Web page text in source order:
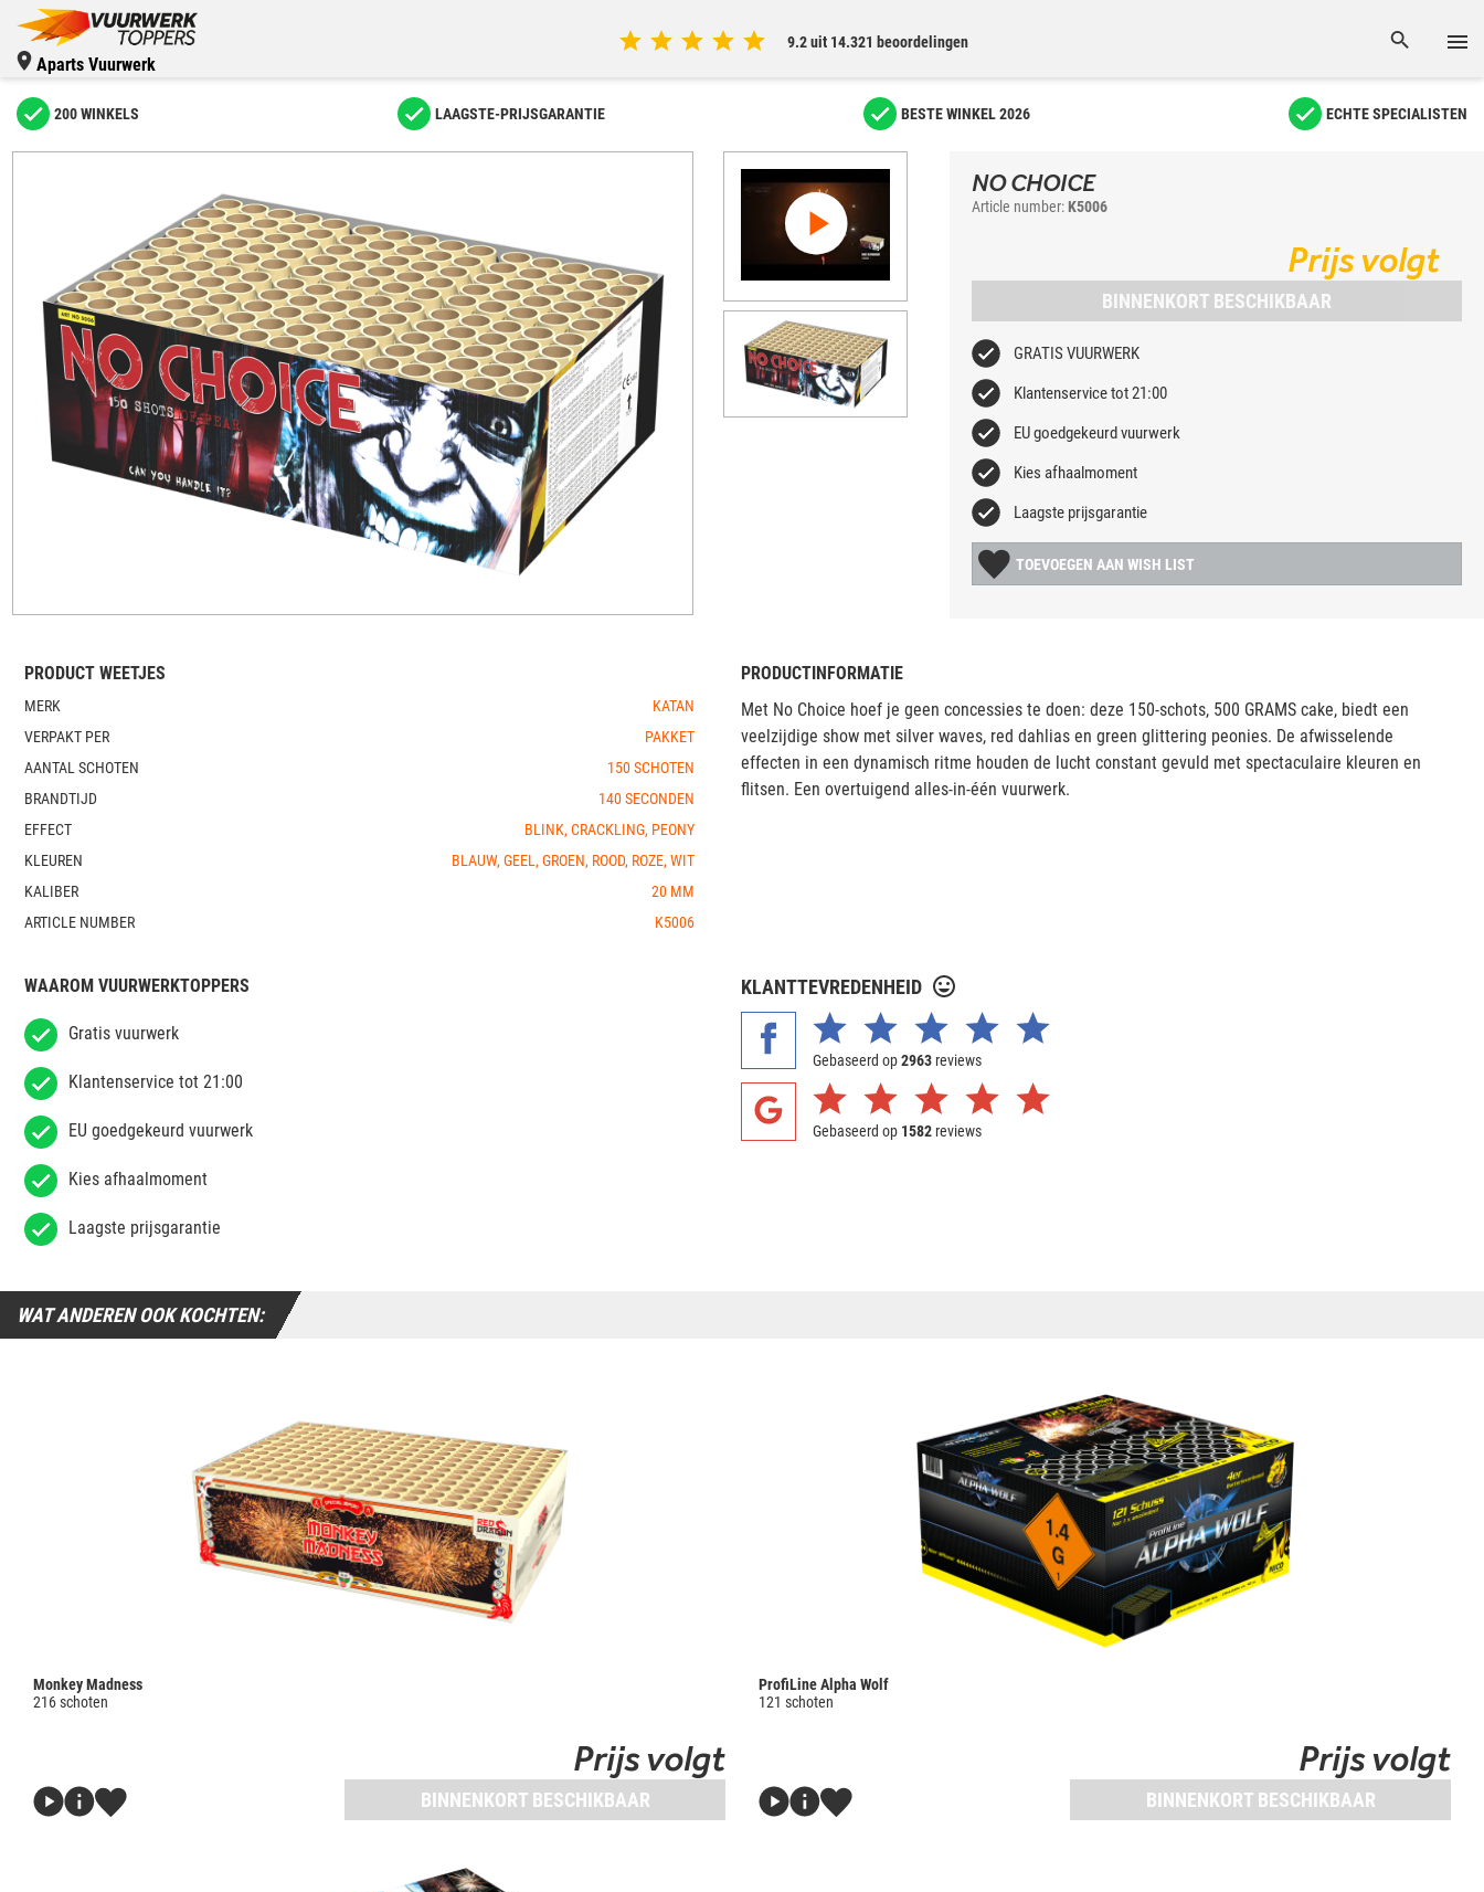
Aparts Vuurwerk
9.2 uit 14.321 beoordelingen
200 WINKELS LAAGSTE-PRIJSGARANTIE BESTE WINKEL 2026 ECHTE SPECIALISTEN
NO CHOICE
Article number:K5006
Prijs volgt
BINNENKORT BESCHIKBAAR
GRATIS VUURWERK
Klantenservice tot 21:00
EU goedgekeurd vuurwerk
Kies afhaalmoment
Laagste prijsgarantie
TOEVOEGEN AAN WISH LIST
PRODUCT WEETJES
MERK
KATAN
VERPAKT PER
PAKKET
AANTAL SCHOTEN
150 SCHOTEN
BRANDTIJD
140 SECONDEN
EFFECT
BLINK, CRACKLING, PEONY
KLEUREN
BLAUW, GEEL, GROEN, ROOD, ROZE, WIT
KALIBER
20 MM
ARTICLE NUMBER
K5006
PRODUCTINFORMATIE
Met No Choice hoef je geen concessies te doen: deze 150-schots, 500 GRAMS cake, biedt een
veelzijdige show met silver waves, red dahlias en green glittering peonies. De afwisselende
effecten in een dynamisch ritme houden de lucht constant gevuld met spectaculaire kleuren en
flitsen. Een overtuigend alles-in-één vuurwerk.
WAAROM VUURWERKTOPPERS
Gratis vuurwerk
Klantenservice tot 21:00
EU goedgekeurd vuurwerk
Kies afhaalmoment
Laagste prijsgarantie
KLANTTEVREDENHEID
Gebaseerd op2963reviews
Gebaseerd op 1582reviews
WAT ANDEREN OOK KOCHTEN:
Monkey Madness
216 schoten
Prijs volgt
BINNENKORT BESCHIKBAAR
ProfiLine Alpha Wolf
121 schoten
Prijs volgt
BINNENKORT BESCHIKBAAR